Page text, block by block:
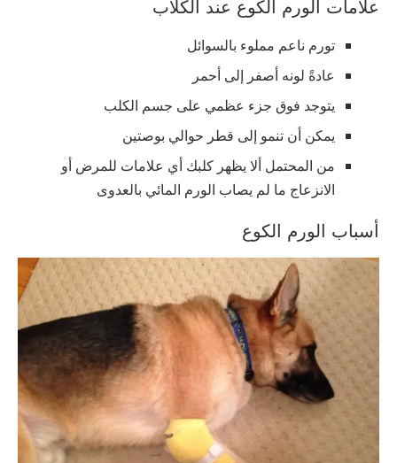
علامات الورم الكوع عند الكلاب
تورم ناعم مملوء بالسوائل
عادةً لونه أصفر إلى أحمر
يتوجد فوق جزء عظمي على جسم الكلب
يمكن أن تنمو إلى قطر حوالي بوصتين
من المحتمل ألا يظهر كلبك أي علامات للمرض أو
الانزعاج ما لم يصاب الورم المائي بالعدوى
أسباب الورم الكوع